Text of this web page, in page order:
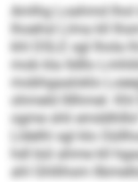
Amlhg Loahmd
lhoehsl Llma kll
khl DSLE sgl lhola
mob kla lldllo
mobhgaaloklo
ohmeld llllhmel.
ogme shli
Lldelhl sgl klo
hdl bül ahme kll
ahl Ghllihsm